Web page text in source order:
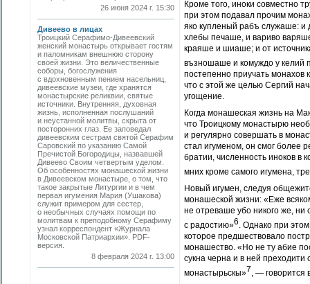
26 июня 2024 г. 15:30
Дивеево в лицах
Троицкий Серафимо-Дивеевский
женский монастырь открывает гостям
и паломникам внешнюю сторону
своей жизни. Это величественные
соборы, богослужения
с вдохновенным пением насельниц,
дивеевские музеи, где хранятся
монастырские реликвии, святые
источники. Внутренняя, духовная
жизнь, исполненная послушаний
и неустанной молитвы, скрыта от
посторонних глаз. Ее заповедал
дивеевским сестрам святой Серафим
Саровский по указанию Самой
Пречистой Богородицы, назвавшей
Дивеево Своим четвертым уделом.
Об особенностях монашеской жизни
в Дивеевском монастыре, о том, что
такое закрытые Литургии и в чем
первая игумения Мария (Ушакова)
служит примером для сестер,
о необычных случаях помощи по
молитвам к преподобному Серафиму
узнал корреспондент «Журнала
Московской Патриархии». PDF-
версия.
8 февраля 2024 г. 13:00
Кроме того, иноки совместно
при этом подавал прочим
яко купленый рабъ служаше: и
хлебы печаше, и вариво
краяше и шиаше; и от
възношаше и комуждо у келий
постепенно приучать
что с этой же целью Сергий
угощение.
Когда монашеская жизнь на
что Троицкому монастырю
и регулярно совершать в
стал игуменом, он смог более
братии, численность иноков в
мних кроме самого игумена,
Новый игумен, следуя
монашеской жизни: «Еже
не отреваше убо никого же, ни
с радостию»6. Однако при
которое предшествовало
монашество. «Но не ту абие
сукна черна и в ней
монастырьскы»7, — говорится